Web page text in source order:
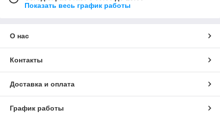
Показать весь график работы
О нас
Контакты
Доставка и оплата
График работы